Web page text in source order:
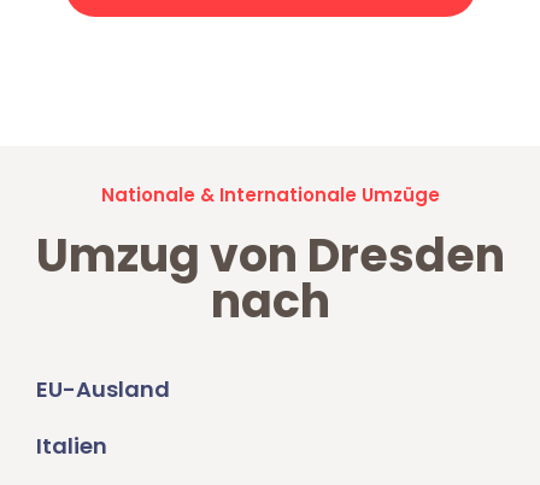
Nationale & Internationale Umzüge
Umzug von Dresden
nach
EU-Ausland
Italien